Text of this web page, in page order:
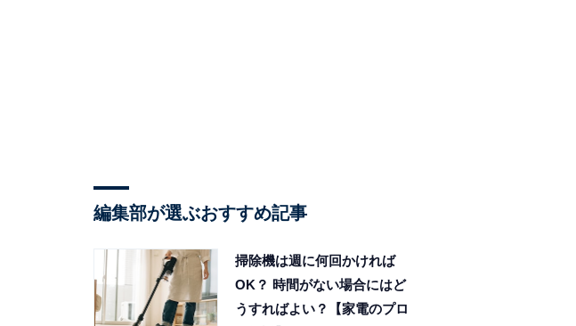
編集部が選ぶおすすめ記事
掃除機は週に何回かければ
OK？ 時間がない場合にはど
うすればよい？【家電のプロ